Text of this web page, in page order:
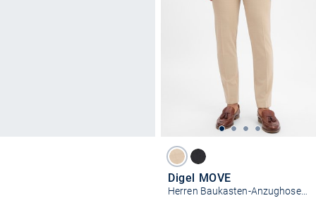
Digel MOVE
Herren Baukasten-Anzughose mit Schurrwollanteil - Apollo